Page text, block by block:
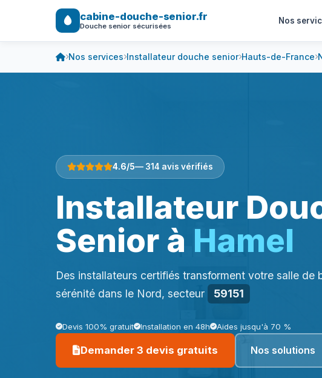
cabine-douche-senior.fr
Douche senior sécurisées
Nos
Nos services Installateur douche senior Hauts-de-France
4.6/5— 314 avis vérifiés
Installateur
Senior à Hamel
Des installateurs certifiés transforment votre salle de
sérénité dans le Nord, secteur
59151
Devis 100% gratuit Installation en 48h Aides jusqu'à 70 %
Demander 3 devis gratuits Nos solutions